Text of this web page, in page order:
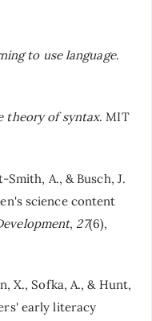
to use language.
theory of syntax. MIT
Smith, A., & Busch, J.
science content
, 27(6),
X., Sofka, A., & Hunt,
early literacy